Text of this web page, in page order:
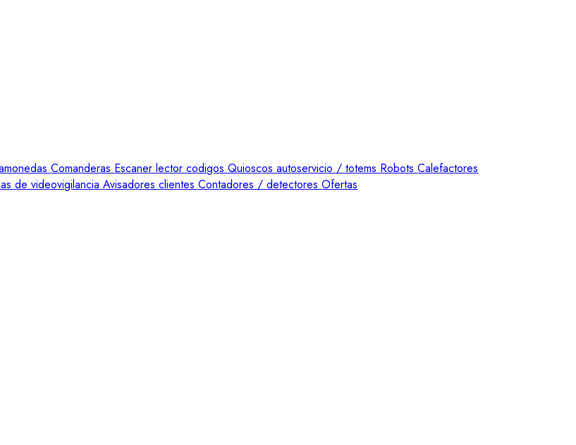
Comanderas Escaner lector codigosQuioscos autoservicio / totems RobotsCalefactores
de videovigilanciaAvisadores clientesContadores / detectoresOfertas